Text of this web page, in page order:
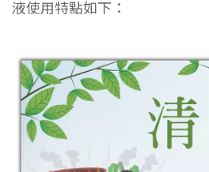
液使用特點如下：